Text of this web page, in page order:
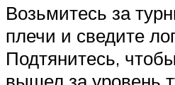
Возьмитесь за
плечи и сведите
Подтянитесь,
вышел за уровень